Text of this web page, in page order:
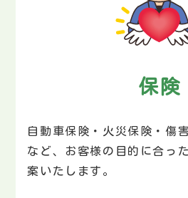
保険
自動車保険・火災保険・傷
など、お客様の目的に合っ
案いたします。